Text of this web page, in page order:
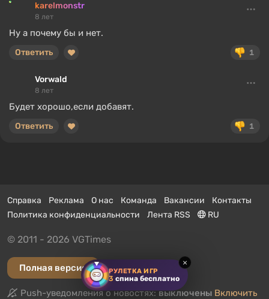
РУЛЕТКА ИГР
3 спина бесплатно
×
karelmonstr
8 лет
Ну а почему бы и нет.
1
Ответить
Vorwald
8 лет
Будет хорошо,если добавят.
1
Ответить
Справка Реклама О нас Команда Вакансии
Контакты
Политика конфиденциальности
Лента RSS RU
© 2011 - 2026 VGTimes
Полная версия
Push-уведомления о новостях:выключены Включить